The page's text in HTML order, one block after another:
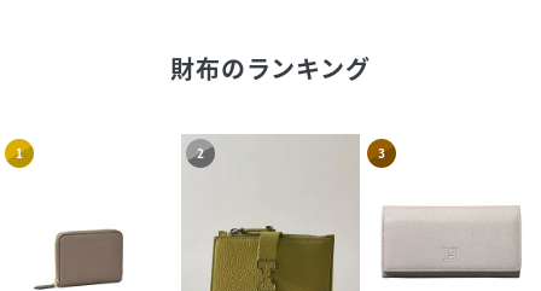
財布のランキング
1 2 3